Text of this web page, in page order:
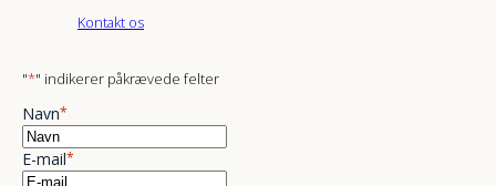
Kontakt os
"*" indikerer påkrævede felter
Navn*
E-mail*